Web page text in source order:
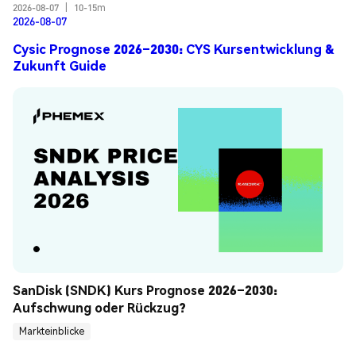
2026-08-07
10-15m
2026-08-07
Cysic Prognose 2026–2030: CYS Kursentwicklung &
Zukunft Guide
SanDisk (SNDK) Kurs Prognose 2026–2030:
Aufschwung oder Rückzug?
Markteinblicke